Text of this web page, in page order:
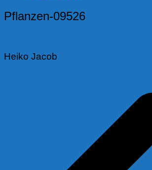
Pflanzen-09526
Heiko Jacob